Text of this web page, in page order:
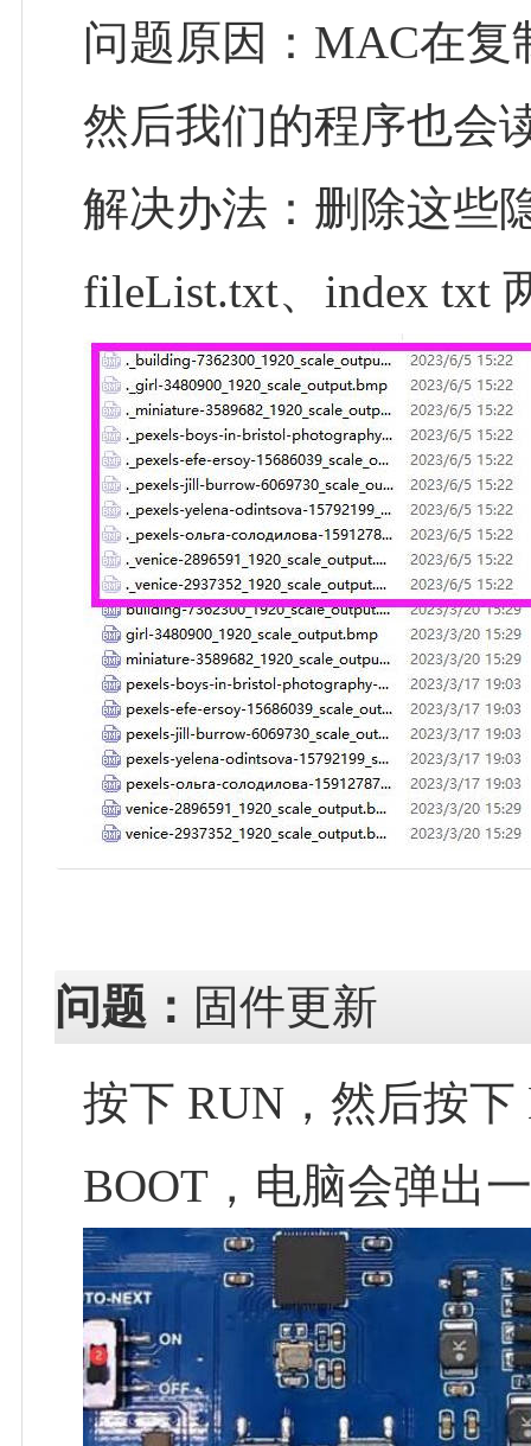
问题原因：MAC在
然后我们的程序也会
解决办法：删除这些
fileList.txt、index txt
问题： 固件更新
按下 RUN，然后按
BOOT，电脑会弹出